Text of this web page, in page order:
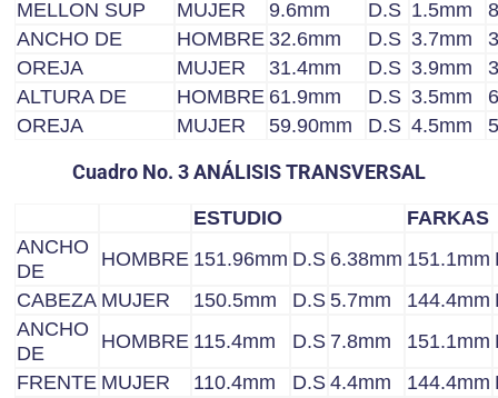
MELLON SUP MUJER 9.6mm D.S 1.5mm
ANCHO DE
HOMBRE 32.6mm D.S 3.7mm
OREJA
MUJER 31.4mm D.S 3.9mm
ALTURA DE
HOMBRE 61.9mm D.S 3.5mm
OREJA
MUJER 59.90mm D.S 4.5mm
Cuadro No. 3 ANÁLISIS TRANSVERSAL
ESTUDIO
FARKAS
ANCHO
DE
HOMBRE 151.96mm D.S 6.38mm 151.1mm
CABEZA MUJER 150.5mm D.S 5.7mm 144.4mm
ANCHO
DE
HOMBRE 115.4mm D.S 7.8mm 151.1mm
FRENTE MUJER 110.4mm D.S 4.4mm 144.4mm